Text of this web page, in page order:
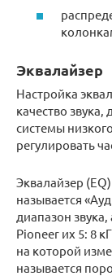
Эквалайзер
Настройка
качество
системы
регулировать
Эквалайзер
называется
диапазон
Pioneer их 5: 8
на которой
называется